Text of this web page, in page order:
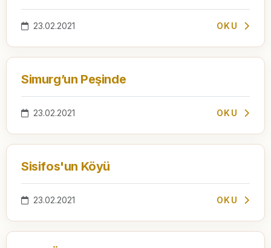
23.02.2021 OKU
Simurg’un Peşinde
23.02.2021 OKU
Sisifos'un Köyü
23.02.2021 OKU